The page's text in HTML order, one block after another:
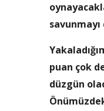
puan çok
düzgün